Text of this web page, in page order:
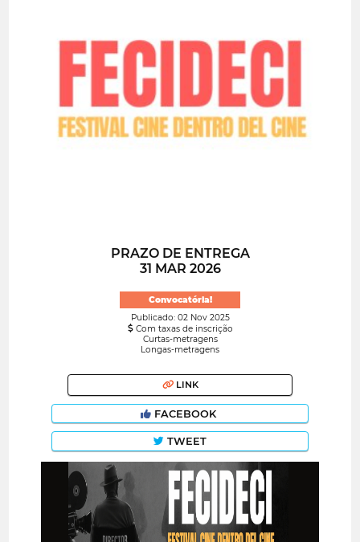
PRAZO DE ENTREGA
31 MAR 2026
Convocatória!
Publicado: 02 Nov 2025
Com taxas de inscrição
Curtas-metragens
Longas-metragens
LINK
FACEBOOK
TWEET